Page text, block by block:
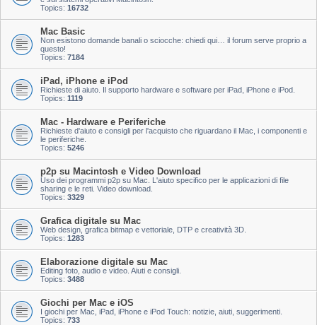
Topics: 16732
Mac Basic
Non esistono domande banali o sciocche: chiedi qui… il forum serve proprio a
questo!
Topics: 7184
iPad, iPhone e iPod
Richieste di aiuto. Il supporto hardware e software per iPad, iPhone e iPod.
Topics: 1119
Mac - Hardware e Periferiche
Richieste d'aiuto e consigli per l'acquisto che riguardano il Mac, i componenti e
le periferiche.
Topics: 5246
p2p su Macintosh e Video Download
Uso dei programmi p2p su Mac. L'aiuto specifico per le applicazioni di file
sharing e le reti. Video download.
Topics: 3329
Grafica digitale su Mac
Web design, grafica bitmap e vettoriale, DTP e creatività 3D.
Topics: 1283
Elaborazione digitale su Mac
Editing foto, audio e video. Aiuti e consigli.
Topics: 3488
Giochi per Mac e iOS
I giochi per Mac, iPad, iPhone e iPod Touch: notizie, aiuti, suggerimenti.
Topics: 733